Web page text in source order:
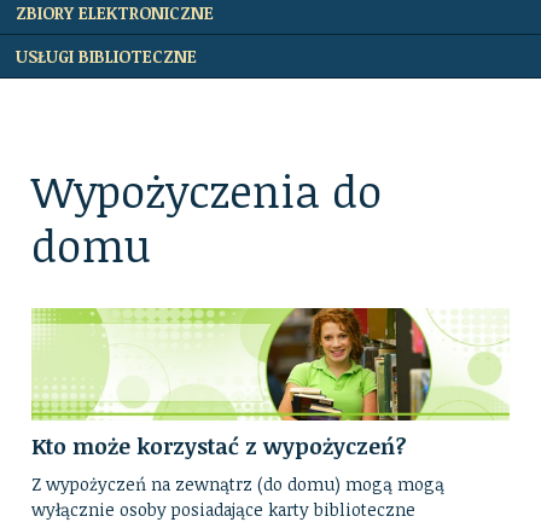
ZBIORY ELEKTRONICZNE
USŁUGI BIBLIOTECZNE
Wypożyczenia do
domu
Kto może korzystać z wypożyczeń?
Z wypożyczeń na zewnątrz (do domu) mogą mogą
wyłącznie osoby posiadające karty biblioteczne